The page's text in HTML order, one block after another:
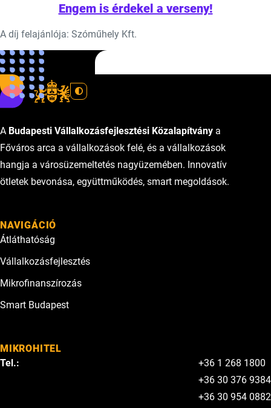
Engem is érdekel a verseny!
A díj felajánlója: Szóműhely Kft.
www.szomuhely.hu
A Budapesti Vállalkozásfejlesztési Közalapítvány a
Főváros arca a vállalkozások felé, és a vállalkozások
hangja a városüzemeltetés nagyüzemében. Innovatív
ötletek bevonása, együttműködés, smart megoldások.
NAVIGÁCIÓ
Átláthatóság
Vállalkozásfejlesztés
Mikrofinanszírozás
Smart Budapest
MIKROHITEL
Tel.:
+36 1 268 1800
+36 30 376 9384
+36 30 954 0882